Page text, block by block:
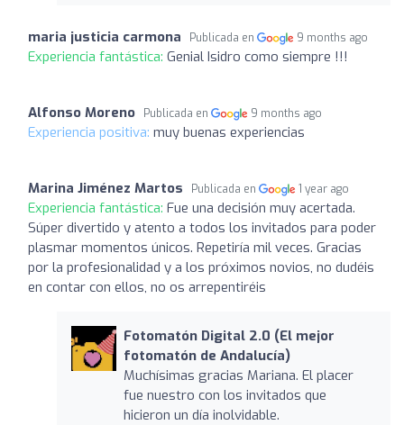
maria justicia carmona Publicada en 9 months ago
Experiencia fantástica: Genial Isidro como siempre !!!
Alfonso Moreno Publicada en 9 months ago
Experiencia positiva: muy buenas experiencias
Marina Jiménez Martos Publicada en 1 year ago
Experiencia fantástica: Fue una decisión muy acertada.
Súper divertido y atento a todos los invitados para poder
plasmar momentos únicos. Repetiría mil veces. Gracias
por la profesionalidad y a los próximos novios, no dudéis
en contar con ellos, no os arrepentiréis
Fotomatón Digital 2.0 (El mejor
fotomatón de Andalucía)
Muchísimas gracias Mariana. El placer
fue nuestro con los invitados que
hicieron un día inolvidable.